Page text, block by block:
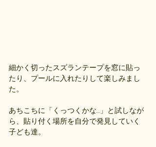
細かく切ったスズランテープを窓に貼っ
たり、プールに入れたりして楽しみまし
た。
あちこちに「くっつくかな…」と試しなが
ら、貼り付く場所を自分で発見していく
子ども達。